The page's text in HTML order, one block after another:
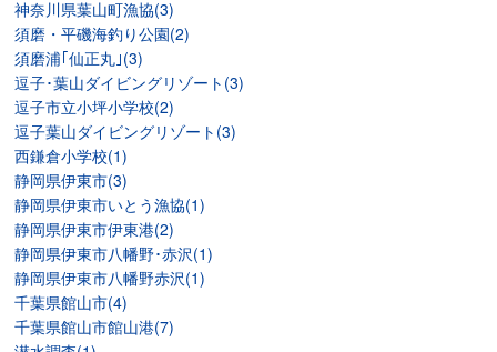
神奈川県葉山町漁協(3)
須磨・平磯海釣り公園(2)
須磨浦｢仙正丸｣(3)
逗子･葉山ダイビングリゾート(3)
逗子市立小坪小学校(2)
逗子葉山ダイビングリゾート(3)
西鎌倉小学校(1)
静岡県伊東市(3)
静岡県伊東市いとう漁協(1)
静岡県伊東市伊東港(2)
静岡県伊東市八幡野･赤沢(1)
静岡県伊東市八幡野赤沢(1)
千葉県館山市(4)
千葉県館山市館山港(7)